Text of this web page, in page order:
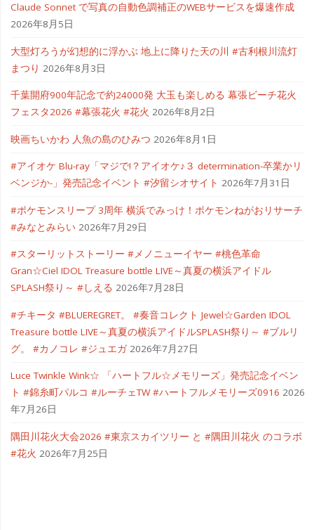
Claude Sonnet で写真の自動色調補正のWEBサービスを爆速作成
2026年8月5日
大型灯ろうが幻想的に浮かぶ 地上に降りた天の川 #古利根川流灯
まつり 2026年8月3日
千葉開府900年記念で約24000発 大玉も楽しめる 幕張ビーチ花火
フェスタ2026 #幕張花火 #花火 2026年8月2日
映画ちいかわ 人魚の島のひみつ 2026年8月1日
#アイオケ Blu-ray「マジで!？アイオケ♪３ determination-卒業かリ
ベンジか-」発売記念イベント #汐留シオサイト 2026年7月31日
#ポケモンスリープ 3周年 横浜でみっけ！ポケモンねがおリサーチ
#みなとみらい 2026年7月29日
#スターリットストーリー #メノニューイヤー #桃色革命
Gran☆Ciel IDOL Treasure bottle LIVE～真夏の横浜アイドル
SPLASH祭り～ #しえる 2026年7月28日
#チキータ #BLUEREGRET。 #奏音コレクト Jewel☆Garden IDOL
Treasure bottle LIVE～真夏の横浜アイドルSPLASH祭り～ #ブルリ
グ。 #カノコレ #ジュエガ 2026年7月27日
Luce Twinkle Wink☆ 「ハートフル☆メモリーズ」発売記念イベン
ト #錦糸町パルコ #ルーチェTW #ハートフルメモリーズ0916 2026
年7月26日
隅田川花火大会2026 #東京スカイツリー と #隅田川花火 のコラボ
#花火 2026年7月25日